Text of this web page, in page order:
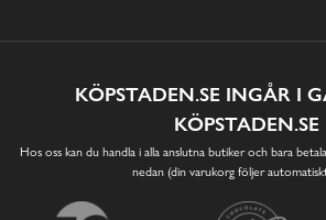
KÖPSTADEN.SE INGÅR I
KÖPSTADEN.SE
Hos oss kan du handla i alla anslutna butiker och bara
nedan (din varukorg följer